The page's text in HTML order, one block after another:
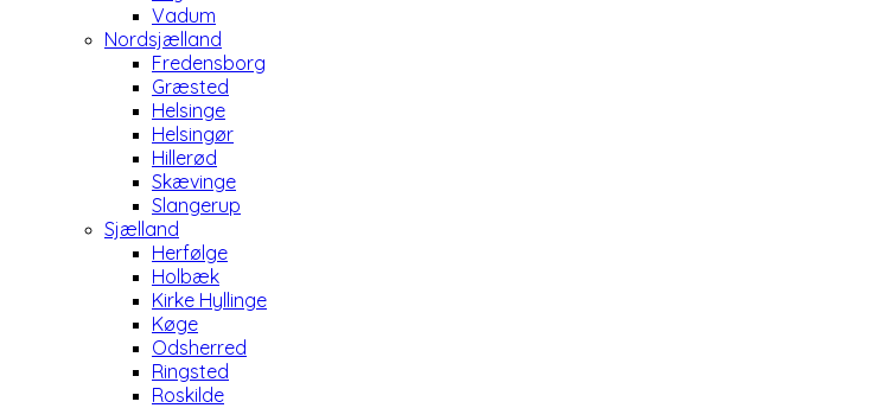
Vadum
Nordsjælland
Fredensborg
Græsted
Helsinge
Helsingør
Hillerød
Skævinge
Slangerup
Sjælland
Herfølge
Holbæk
Kirke Hyllinge
Køge
Odsherred
Ringsted
Roskilde